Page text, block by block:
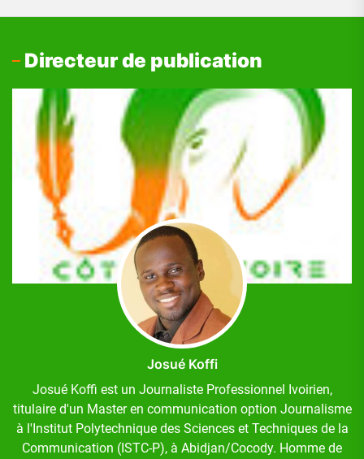
Directeur de publication
Josué Koffi
Josué Koffi est un Journaliste Professionnel Ivoirien,
titulaire d'un Master en communication option Journalisme
à l'Institut Polytechnique des Sciences et Techniques de la
Communication (ISTC-P), à Abidjan/Cocody. Homme de